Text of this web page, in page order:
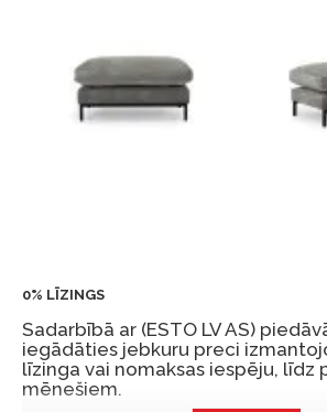
0% LĪZINGS
Sadarbībā ar (ESTO LV AS)
iegādāties jebkuru preci
līzinga vai nomaksas iespēju, līdz
mēnešiem.